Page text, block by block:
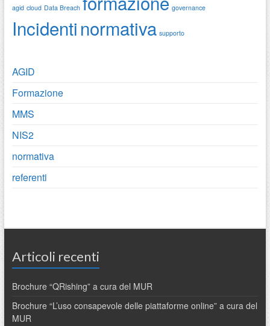
agid cloud Data Breach governance
Incidentinormativa supporto
AGID
Formazione
MMS
NIS2
normativa
referenti
Articoli recenti
Brochure “QRishing” a cura del MUR
Brochure “L’uso consapevole delle piattaforme online” a cura del
MUR